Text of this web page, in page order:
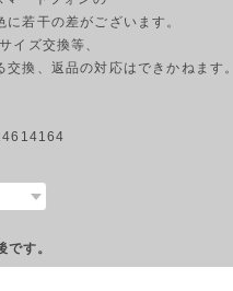
若干の差がございます。
イズ交換等、
交換、返品の対応はできかねます。
す。